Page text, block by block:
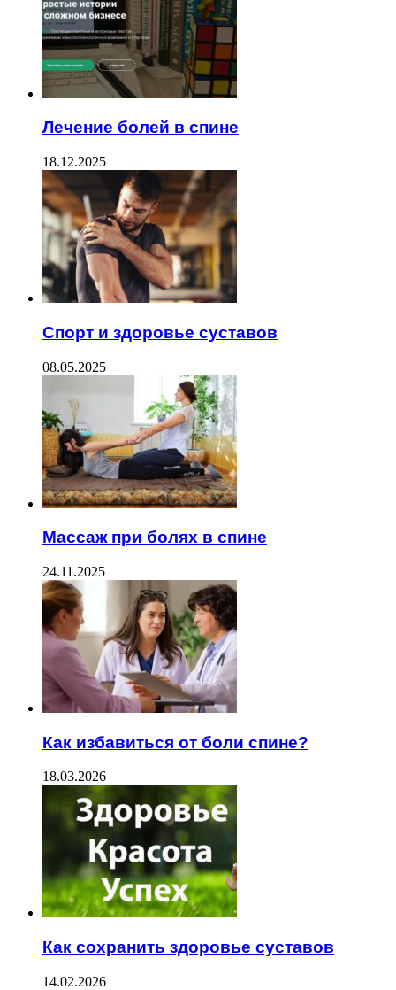
Лечение болей в спине
18.12.2025
Спорт и здоровье суставов
08.05.2025
Массаж при болях в спине
24.11.2025
Как избавиться от боли спине?
18.03.2026
Как сохранить здоровье суставов
14.02.2026